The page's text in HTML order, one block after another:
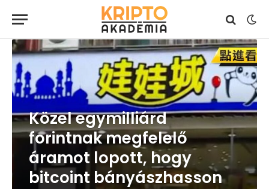
Közel egymilliárd
forintnak megfelelő
áramot lopott, hogy
bitcoint bányászhasson